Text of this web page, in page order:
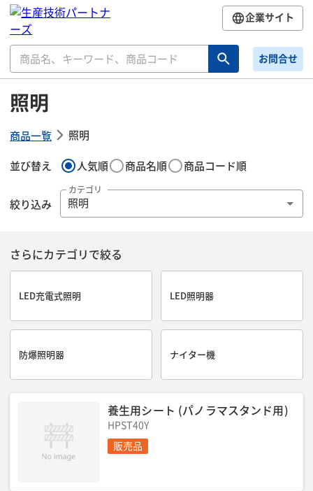
企業サイト
お問合せ
照明
商品一覧 照明
並び替え 人気順 商品名順 商品コード順
絞り込み
カテゴリ
照明
さらにカテゴリで絞る
LED充電式照明 LED照明器
防爆照明器 ナイター機
養生用シート (パノラマスタンド用)
HPST40Y
販売品